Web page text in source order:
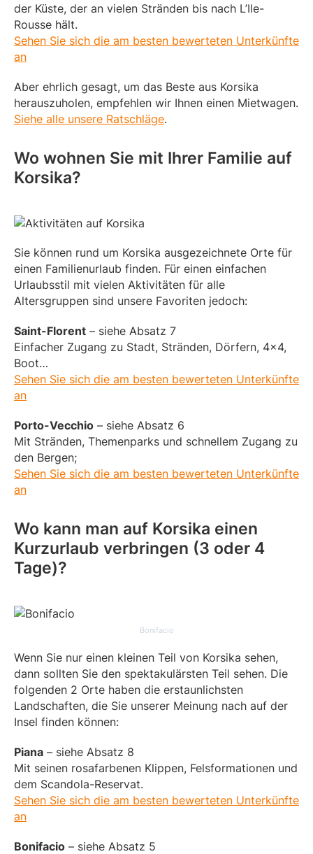
der Küste, der an vielen Stränden bis nach L’Ile-
Rousse hält.
Sehen Sie sich die am besten bewerteten Unterkünfte
an
Aber ehrlich gesagt, um das Beste aus Korsika
herauszuholen, empfehlen wir Ihnen einen Mietwagen.
Siehe alle unsere Ratschläge.
Wo wohnen Sie mit Ihrer Familie auf
Korsika?
Sie können rund um Korsika ausgezeichnete Orte für
einen Familienurlaub finden. Für einen einfachen
Urlaubsstil mit vielen Aktivitäten für alle
Altersgruppen sind unsere Favoriten jedoch:
Saint-Florent – siehe Absatz 7
Einfacher Zugang zu Stadt, Stränden, Dörfern, 4×4,
Boot…
Sehen Sie sich die am besten bewerteten Unterkünfte
an
Porto-Vecchio – siehe Absatz 6
Mit Stränden, Themenparks und schnellem Zugang zu
den Bergen;
Sehen Sie sich die am besten bewerteten Unterkünfte
an
Wo kann man auf Korsika einen
Kurzurlaub verbringen (3 oder 4
Tage)?
Bonifacio
Wenn Sie nur einen kleinen Teil von Korsika sehen,
dann sollten Sie den spektakulärsten Teil sehen. Die
folgenden 2 Orte haben die erstaunlichsten
Landschaften, die Sie unserer Meinung nach auf der
Insel finden können:
Piana – siehe Absatz 8
Mit seinen rosafarbenen Klippen, Felsformationen und
dem Scandola-Reservat.
Sehen Sie sich die am besten bewerteten Unterkünfte
an
Bonifacio – siehe Absatz 5